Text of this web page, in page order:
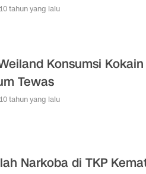
tahun yang lalu
Konsumsi
Tewas
tahun yang lalu
Narkoba di TKP